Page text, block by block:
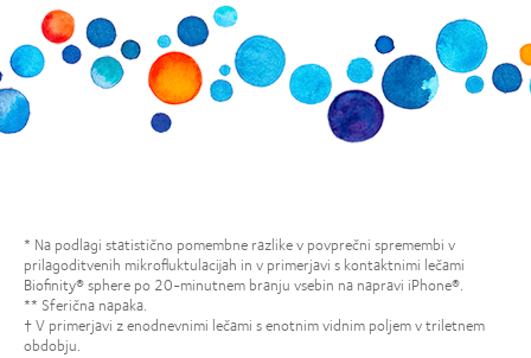
* Na podlagi statistično pomembne razlike v povprečni spremembi v
prilagoditvenih mikrofluktulacijah in v primerjavi s kontaktnimi lečami
Biofinity® sphere po 20-minutnem branju vsebin na napravi iPhone®.
** Sferična napaka.
† V primerjavi z enodnevnimi lečami s enotnim vidnim poljem v triletnem
obdobju.